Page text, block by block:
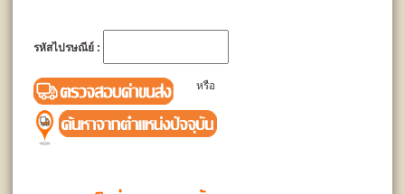
รหัสไปรษณีย์ :
หรือ